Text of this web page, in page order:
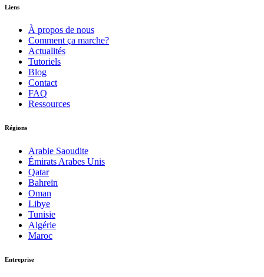
Liens
À propos de nous
Comment ça marche?
Actualités
Tutoriels
Blog
Contact
FAQ
Ressources
Régions
Arabie Saoudite
Émirats Arabes Unis
Qatar
Bahreïn
Oman
Libye
Tunisie
Algérie
Maroc
Entreprise